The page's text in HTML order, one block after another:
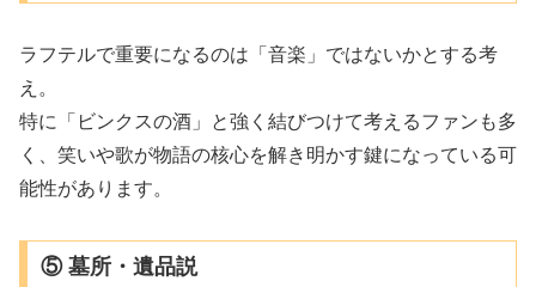
ラフテルで重要になるのは「音楽」ではないかとする考
え。
特に「ビンクスの酒」と強く結びつけて考えるファンも多
く、笑いや歌が物語の核心を解き明かす鍵になっている可
能性があります。
⑤ 墓所・遺品説